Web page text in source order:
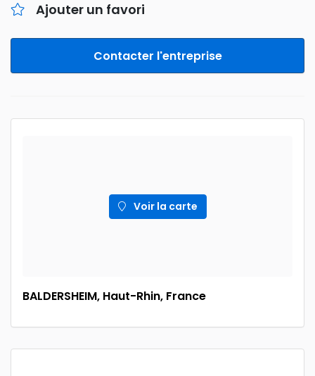
Ajouter un favori
Contacter l'entreprise
Voir la carte
BALDERSHEIM, Haut-Rhin, France